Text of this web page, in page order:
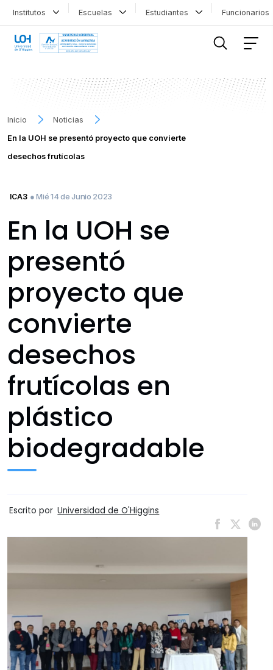
Institutos Escuelas Estudiantes
Inicio
Noticias
En la UOH se presentó proyecto que convierte
desechos frutícolas
ICA3 ● Mié 14 de Junio 2023
En la UOH se
presentó
proyecto que
convierte
desechos
frutícolas en
plástico
biodegradable
Escrito por Universidad de O'Higgins